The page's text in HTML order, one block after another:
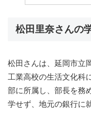
松田里奈さんの
松田さんは、延岡市立
工業高校の生活文化科
部に所属し、部長を務
学せず、地元の銀行に